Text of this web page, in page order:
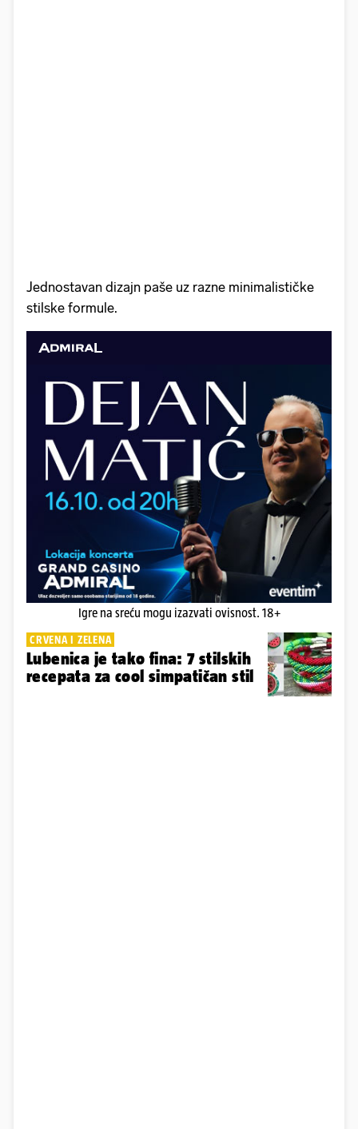
Jednostavan dizajn paše uz razne minimalističke
stilske formule.
Igre na sreću mogu izazvati ovisnost. 18+
CRVENA I ZELENA
Lubenica je tako fina: 7 stilskih
recepata za cool simpatičan stil